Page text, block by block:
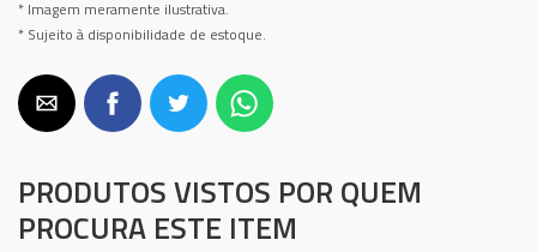
* Imagem meramente ilustrativa.
* Sujeito à disponibilidade de estoque.
PRODUTOS VISTOS POR QUEM
PROCURA ESTE ITEM